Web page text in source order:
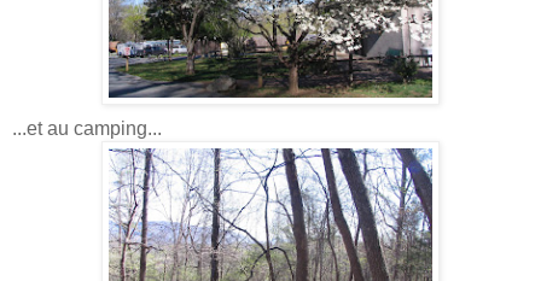
...et au camping...